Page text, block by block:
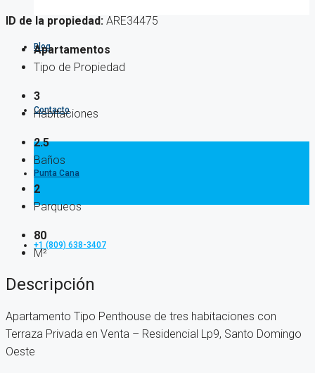
Blog
Contacto
Punta Cana
+1 (809) 638-3407
ID de la propiedad: ARE34475
Apartamentos
Tipo de Propiedad
3
Habitaciones
2.5
Baños
2
Parqueos
80
M²
Descripción
Apartamento Tipo Penthouse de tres habitaciones con
Terraza Privada en Venta – Residencial Lp9, Santo Domingo
Oeste